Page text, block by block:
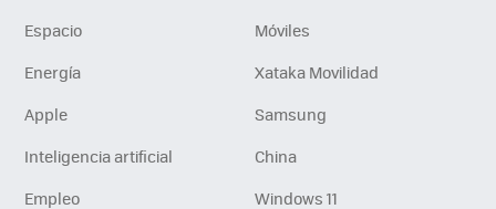
Espacio
Móviles
Energía
Xataka Movilidad
Apple
Samsung
Inteligencia artificial
China
Empleo
Windows 11